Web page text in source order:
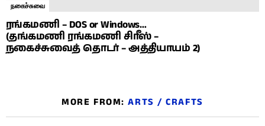
நகைச்சுவை
ரங்கமணி – DOS or Windows…
(தங்கமணி ரங்கமணி சிரீஸ் –
நகைச்சுவைத் தொடர் – அத்தியாயம் 2)
MORE FROM:ARTS / CRAFTS